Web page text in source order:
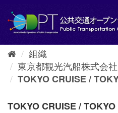
し
組織
東京都観光汽船株式会
TOKYO CRUISE /
TOKYO CRUISE /